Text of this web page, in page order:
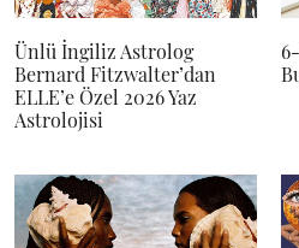
Ünlü İngiliz Astrolog
Bernard Fitzwalter’dan
ELLE’e Özel 2026 Yaz
Astrolojisi